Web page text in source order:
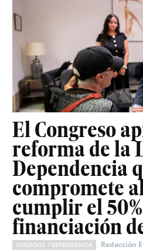
El Congreso
reforma de la
Dependencia
compromete
cumplir el
financiación
CUIDADOS / DEPENDENCIA Redacción